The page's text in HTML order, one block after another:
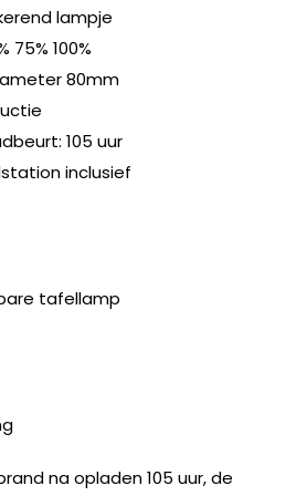
lampje
75% 100%
80mm
105 uur
inclusief
tafellamp
na opladen 105 uur, de